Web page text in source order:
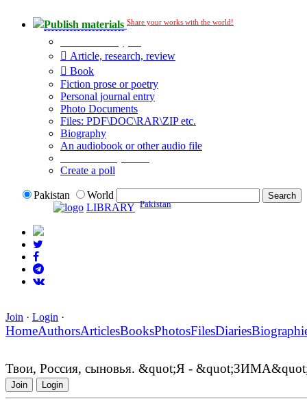
Publish materials Share your works with the world!
Article, research, review
Book
Fiction prose or poetry
Personal journal entry
Photo Documents
Files: PDF\DOC\RAR\ZIP etc.
Biography
An audiobook or other audio file
Create a poll
Pakistan
World
LIBRARY Pakistan
Join · Login ·
HomeAuthorsArticlesBooksPhotosFilesDiaries
Твои, Россия, сыновья. &quot;Я -
Join Login